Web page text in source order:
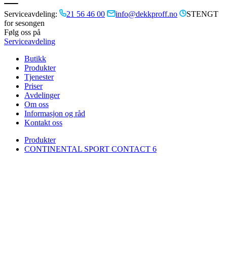
Serviceavdeling: 21 56 46 00 info@dekkproff.no
STENGT
for sesongen
Følg oss på
Serviceavdeling
Butikk
Produkter
Tjenester
Priser
Avdelinger
Om oss
Informasjon og råd
Kontakt oss
Produkter
CONTINENTAL SPORT CONTACT 6